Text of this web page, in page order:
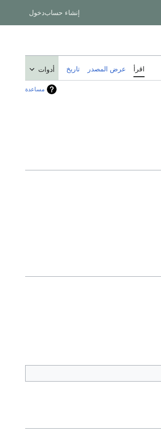
إنشاء حسابدخول
اقرأ عرض المصدر تاريخ أدوات
مساعدة